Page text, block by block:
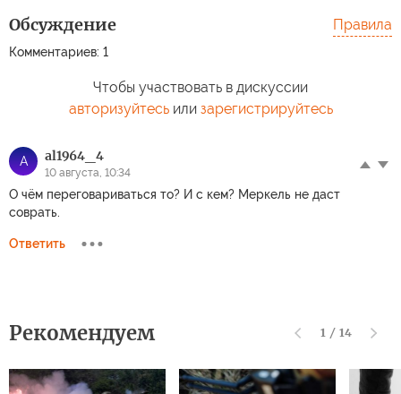
Обсуждение
Комментариев: 1
Правила
Чтобы участвовать в дискуссии
авторизуйтесьили зарегистрируйтесь
A al1964_4
10 августа, 10:34
О чём переговариваться то? И с кем? Меркель не даст
соврать.
Ответить
Рекомендуем 1 / 14